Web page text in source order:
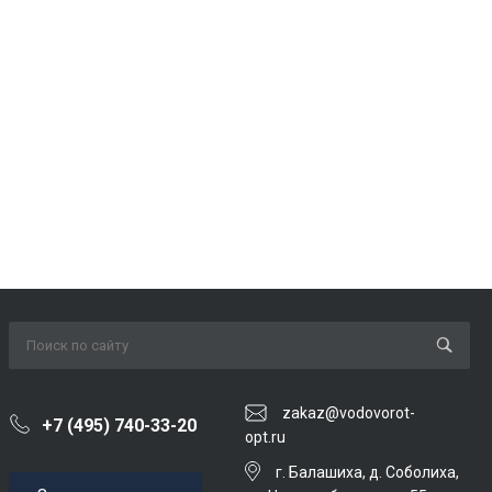
+7 (495) 740-33-20
zakaz@vodovorot-
opt.ru
г. Балашиха, д. Соболиха,